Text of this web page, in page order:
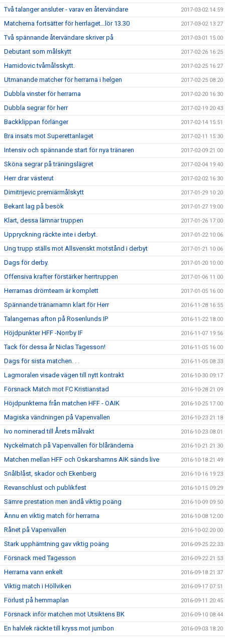
Två talanger ansluter - varav en återvändare 2017-03-02 14:59
Matcherna fortsätter för herrlaget...lör 13.30 2017-03-02 13:27
Två spännande återvändare skriver på 2017-03-01 15:00
Debutant som målskytt 2017-02-26 16:25
Hamidovic tvåmålsskytt. 2017-02-25 16:27
Utmanande matcher för herrarna i helgen 2017-02-25 08:20
Dubbla vinster för herrarna 2017-02-20 16:30
Dubbla segrar för herr 2017-02-19 20:43
Backklippan förlänger 2017-02-14 15:51
Bra insats mot Superettanlaget 2017-02-11 15:30
Intensiv och spännande start för nya tränaren 2017-02-09 21:00
Sköna segrar på träningslägret 2017-02-04 19:40
Herr drar västerut 2017-02-02 16:30
Dimitrijevic premiärmålskytt 2017-01-29 10:20
Bekant lag på besök 2017-01-27 19:00
Klart, dessa lämnar truppen 2017-01-26 17:00
Uppryckning räckte inte i derbyt. 2017-01-22 10:06
Ung trupp ställs mot Allsvenskt motstånd i derbyt 2017-01-21 10:06
Dags för derby. 2017-01-20 10:00
Offensiva krafter förstärker herrtruppen 2017-01-06 11:00
Herrarnas drömteam är komplett 2017-01-05 16:00
Spännande tränarnamn klart för Herr 2016-11-28 16:55
Talangernas afton på Rosenlunds IP 2016-11-22 18:00
Höjdpunkter HFF -Norrby IF 2016-11-07 19:56
Tack för dessa år Niclas Tagesson! 2016-11-05 16:00
Dags för sista matchen. . . 2016-11-05 08:33
Lagmoralen visade vägen till nytt kontrakt 2016-10-30 09:17
Försnack Match mot FC Kristianstad 2016-10-28 21:09
Höjdpunkterna från matchen HFF - OAIK 2016-10-25 17:00
Magiska vändningen på Vapenvallen 2016-10-23 21:18
Ivo nominerad till Årets målvakt 2016-10-23 08:01
Nyckelmatch på Vapenvallen för blåränderna 2016-10-21 21:30
Matchen mellan HFF och Oskarshamns AIK sänds live 2016-10-18 21:49
Snålblåst, skador och Ekenberg 2016-10-16 19:23
Revanschlust och publikfest 2016-10-15 09:29
Sämre prestation men ändå viktig poäng 2016-10-09 09:50
Ännu en viktig match för herrarna 2016-10-08 12:00
Rånet på Vapenvallen 2016-10-02 20:00
Stark upphämtning gav viktig poäng 2016-09-25 22:33
Försnack med Tagesson 2016-09-22 21:53
Herrarna vann enkelt 2016-09-18 21:37
Viktig match i Höllviken 2016-09-17 07:51
Förlust på hemmaplan 2016-09-11 20:45
Försnack inför matchen mot Utsiktens BK 2016-09-10 08:44
En halvlek räckte till kryss mot jumbon 2016-09-03 18:20